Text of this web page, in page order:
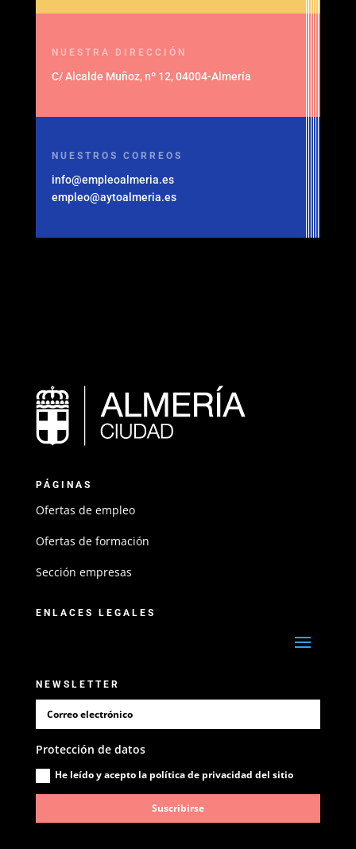
NUESTRA DIRECCIÓN
C/ Alcalde Muñoz, nº 12, 04004-Almería
NUESTROS CORREOS
info@empleoalmeria.es
empleo@aytoalmeria.es
PÁGINAS
Ofertas de empleo
Ofertas de formación
Sección empresas
ENLACES LEGALES
NEWSLETTER
Protección de datos
He leído y acepto la política de privacidad del sitio
Suscribirse